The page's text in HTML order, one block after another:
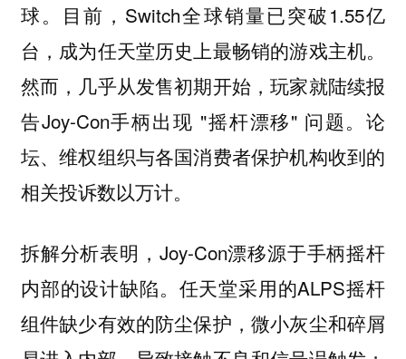
球。目前，Switch全球销量已突破1.55亿
台，成为任天堂历史上最畅销的游戏主机。
然而，几乎从发售初期开始，玩家就陆续报
告Joy-Con手柄出现 "摇杆漂移" 问题。论
坛、维权组织与各国消费者保护机构收到的
相关投诉数以万计。
拆解分析表明，Joy-Con漂移源于手柄摇杆
内部的设计缺陷。任天堂采用的ALPS摇杆
组件缺少有效的防尘保护，微小灰尘和碎屑